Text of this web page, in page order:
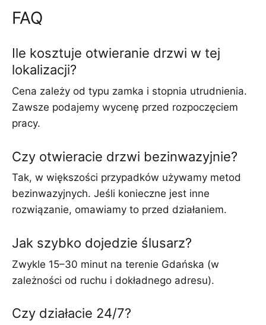
FAQ
Ile kosztuje otwieranie drzwi w tej
lokalizacji?
Cena zależy od typu zamka i stopnia utrudnienia.
Zawsze podajemy wycenę przed rozpoczęciem
pracy.
Czy otwieracie drzwi bezinwazyjnie?
Tak, w większości przypadków używamy metod
bezinwazyjnych. Jeśli konieczne jest inne
rozwiązanie, omawiamy to przed działaniem.
Jak szybko dojedzie ślusarz?
Zwykle 15–30 minut na terenie Gdańska (w
zależności od ruchu i dokładnego adresu).
Czy działacie 24/7?